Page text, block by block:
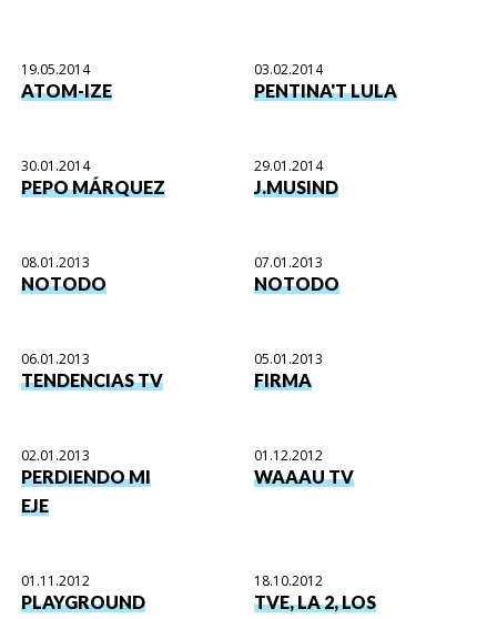
19.05.2014
ATOM-IZE
03.02.2014
PENTINA'T LULA
30.01.2014
PEPO MÁRQUEZ
29.01.2014
J.MUSIND
08.01.2013
NOTODO
07.01.2013
NOTODO
06.01.2013
TENDENCIAS TV
05.01.2013
FIRMA
02.01.2013
PERDIENDO MI
EJE
01.12.2012
WAAAU TV
01.11.2012
PLAYGROUND
18.10.2012
TVE, LA 2, LOS